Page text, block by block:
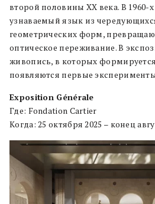
второй половины XX века. В 1960-
узнаваемый язык из
геометрических форм,
оптическое переживание. В
живопись, в которых
появляются первые
Exposition Générale
Где: Fondation Cartier
Когда: 25 октября 2025 – конец